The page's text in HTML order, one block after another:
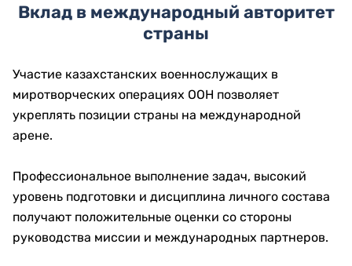
Вклад в международный авторитет
страны
Участие казахстанских военнослужащих в
миротворческих операциях ООН позволяет
укреплять позиции страны на международной
арене.
Профессиональное выполнение задач, высокий
уровень подготовки и дисциплина личного состава
получают положительные оценки со стороны
руководства миссии и международных партнеров.